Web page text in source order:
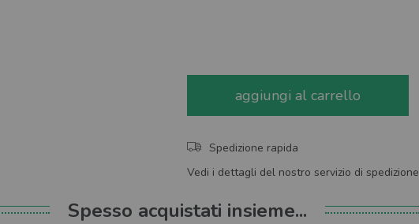
aggiungi al carrello
Spedizione rapida
Vedi i dettagli del nostro servizio di spedizione
Spesso acquistati insieme...